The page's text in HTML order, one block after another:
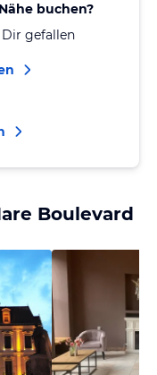
buchen?
gefallen
Boulevard